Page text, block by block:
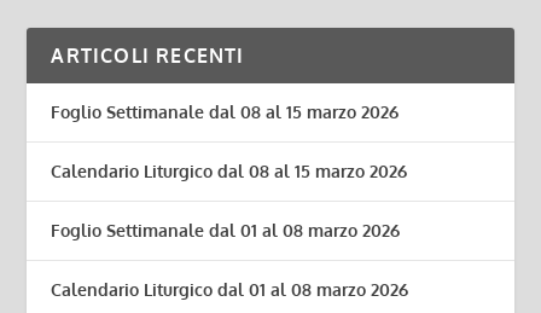
ARTICOLI RECENTI
Foglio Settimanale dal 08 al 15 marzo 2026
Calendario Liturgico dal 08 al 15 marzo 2026
Foglio Settimanale dal 01 al 08 marzo 2026
Calendario Liturgico dal 01 al 08 marzo 2026